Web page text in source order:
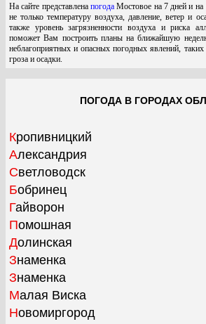
На сайте представлена погодаМостовое на 7 дней и
не только температуру воздуха, давление, ветер и
также уровень загрязненности воздуха и риска
поможет Вам построить планы на ближайшую
неблагоприятных и опасных погодных явлений,
гроза и осадки.
ПОГОДА В ГОРОДАХ
Кропивницкий
Александрия
Светловодск
Бобринец
Гайворон
Помошная
Долинская
Знаменка
Знаменка
Малая Виска
Новомиргород